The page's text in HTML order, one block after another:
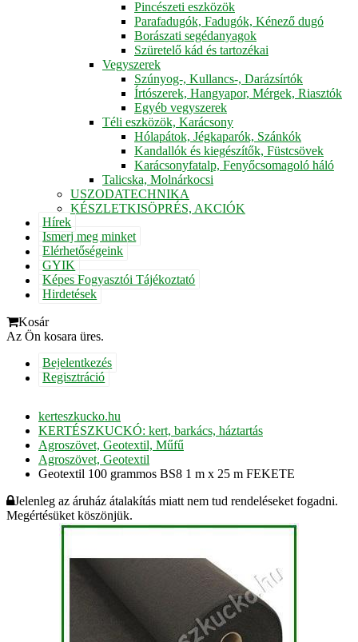
Pincészeti eszközök
Parafadugók, Fadugók, Kénező dugó
Borászati segédanyagok
Szüretelő kád és tartozékai
Vegyszerek
Szúnyog-, Kullancs-, Darázsírtók
Írtószerek, Hangyapor, Mérgek, Riasztók
Egyéb vegyszerek
Téli eszközök, Karácsony
Hólapátok, Jégkaparók, Szánkók
Kandallók és kiegészítők, Füstcsövek
Karácsonyfatalp, Fenyőcsomagoló háló
Talicska, Molnárkocsi
USZODATECHNIKA
KÉSZLETKISÖPRÉS, AKCIÓK
Hírek
Ismerj meg minket
Elérhetőségeink
GYIK
Képes Fogyasztói Tájékoztató
Hirdetések
Kosár
Az Ön kosara üres.
Bejelentkezés
Regisztráció
kerteszkucko.hu
KERTÉSZKUCKÓ: kert, barkács, háztartás
Agroszövet, Geotextil, Műfű
Agroszövet, Geotextil
Geotextil 100 grammos BS8 1 m x 25 m FEKETE
Jelenleg az áruház átalakítás miatt nem tud rendeléseket fogadni.
Megértésüket köszönjük.